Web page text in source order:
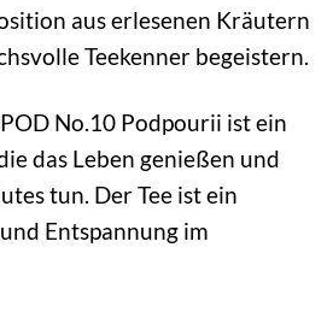
aus erlesenen Kräutern
Teekenner begeistern.
No.10 Podpourii ist ein
das Leben genießen und
tun. Der Tee ist ein
Entspannung im